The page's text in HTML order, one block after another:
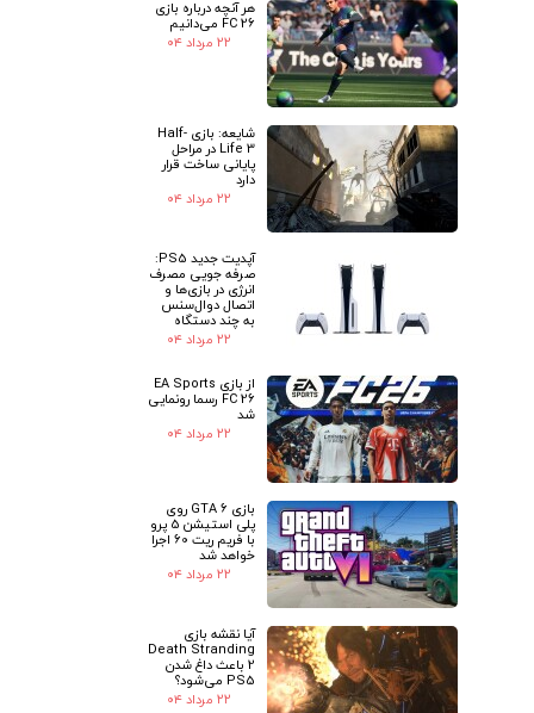
هر آنچه درباره بازی
FC 26 می‌دانیم
۲۲ مرداد ۰۴
شایعه: بازی Half-
Life 3 در مراحل
پایانی ساخت قرار
دارد
۲۲ مرداد ۰۴
آپدیت جدید PS5:
صرفه جویی مصرف
انرژی در بازی‌ها و
اتصال دوال‌سنس
به چند دستگاه
۲۲ مرداد ۰۴
از بازی EA Sports
FC 26 رسما رونمایی
شد
۲۲ مرداد ۰۴
بازی GTA 6 روی
پلی استیشن 5 پرو
با فریم ریت 60 اجرا
خواهد شد
۲۲ مرداد ۰۴
آیا نقشه بازی
Death Stranding
2 باعث داغ شدن
PS5 می‌شود؟
۲۲ مرداد ۰۴